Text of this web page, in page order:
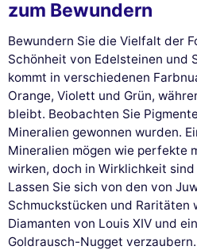
Einstellungen jederzeit akzeptieren,
Genehmigungen
Nei, danke Ich möchte
zum Bewundern
Bewundern Sie die Vielfalt der
Schönheit von Edelsteinen und
kommt in verschiedenen
Orange, Violett und Grün,
bleibt. Beobachten Sie
Mineralien gewonnen wurden.
Mineralien mögen wie perfekte
wirken, doch in Wirklichkeit
Lassen Sie sich von den von
Schmuckstücken und Raritäten
Diamanten von Louis XIV und
Goldrausch-Nugget verzaubern.